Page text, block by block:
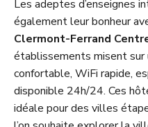
Les adeptes d’enseignes
également leur bonheur
Clermont-Ferrand
établissements misent sur
confortable, WiFi rapide,
disponible 24h/24. Ces
idéale pour des villes